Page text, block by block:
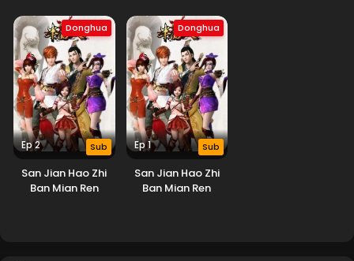
Donghua
Ep 2 Sub
San Jian Hao Zhi
Ban Mian Ren
Donghua
Ep 1 Sub
San Jian Hao Zhi
Ban Mian Ren